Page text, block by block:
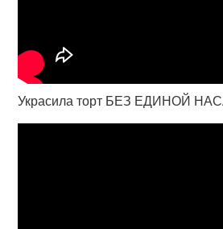
Украсила торт БЕЗ ЕДИНОЙ